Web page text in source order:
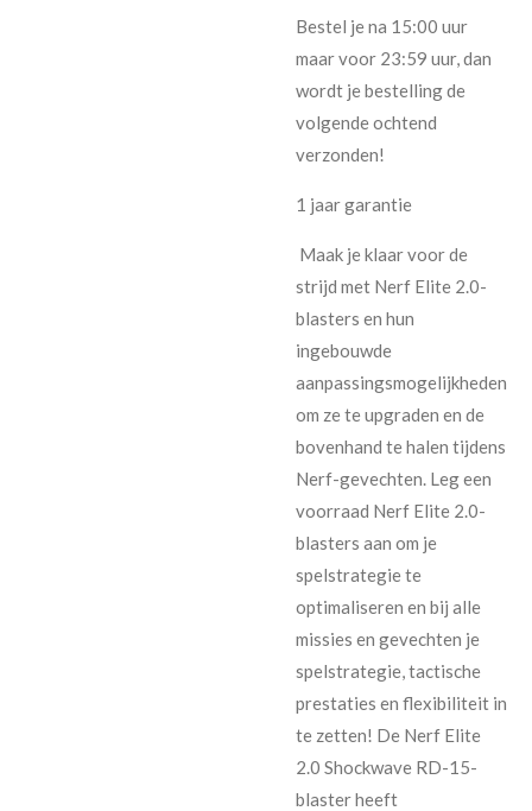
Bestel je na 15:00 uur
maar voor 23:59 uur, dan
wordt je bestelling de
volgende ochtend
verzonden!
1 jaar garantie
Maak je klaar voor de
strijd met Nerf Elite 2.0-
blasters en hun
ingebouwde
aanpassingsmogelijkheden
om ze te upgraden en de
bovenhand te halen tijdens
Nerf-gevechten. Leg een
voorraad Nerf Elite 2.0-
blasters aan om je
spelstrategie te
optimaliseren en bij alle
missies en gevechten je
spelstrategie, tactische
prestaties en flexibiliteit in
te zetten! De Nerf Elite
2.0 Shockwave RD-15-
blaster heeft